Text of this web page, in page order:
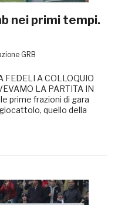
nei primi tempi.
GRB
FEDELI A COLLOQUIO
LA PARTITA IN
prime frazioni di gara
quello della